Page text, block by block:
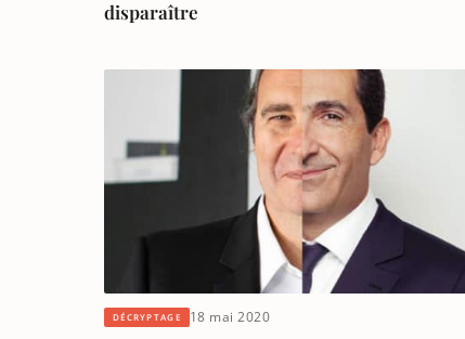
disparaître
DÉCRYPTAGE 18 mai 2020